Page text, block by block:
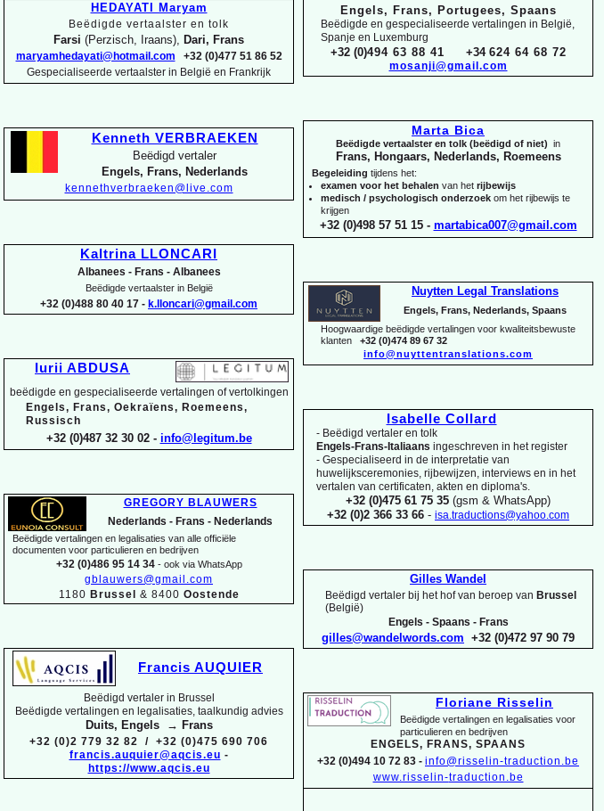
Engels, Frans, Portugees, Spaans
Beëdigde en gespecialiseerde vertalingen in België,
Spanje en Luxemburg
+32 (0)494 63 88 41 +34 624 64 68 72
mosanji@gmail.com
Marta Bica
Beëdigde vertaalster en tolk (beëdigd of niet) in
Frans, Hongaars, Nederlands, Roemeens
Begeleiding tijdens het:
examen voor het behalen van het rijbewijs
medisch / psychologisch onderzoek om het rijbewijs te
krijgen
+32 (0)498 57 51 15 - martabica007@gmail.com
Nuytten Legal Translations
Engels, Frans, Nederlands, Spaans
Hoogwaardige beëdigde vertalingen voor kwaliteitsbewuste
klanten +32 (0)474 89 67 32
info@nuyttentranslations.com
Isabelle Collard
- Beëdigd vertaler en tolk
Engels-Frans- Italiaans ingeschreven in het register
- Gespecialiseerd in de interpretatie van
huwelijksceremonies, rijbewijzen, interviews en in het
vertalen van certificaten, akten en diploma's.
+32 (0)475 61 75 35 (gsm & WhatsApp)
+32 (0)2 366 33 66 - isa.traductions@yahoo.com
Gilles Wandel
Beëdigd vertaler bij het hof van beroep van Brussel
(België)
Engels -Spaans -Frans
gilles@wandelwords.com +32 (0)472 97 90 79
Floriane Risselin
Beëdigde vertalingen en legalisaties voor
particulieren en bedrijven
ENGELS, FRANS, SPAANS
+32 (0)494 10 72 83 - info@risselin-traduction.be
www.risselin-traduction.be
HEDAYATI Maryam
Beëdigde vertaalster en tolk
Farsi (Perzisch, Iraans), Dari, Frans
maryamhedayati@hotmail.com
+32 (0)477 51 86 52
Gespecialiseerde vertaalster in België en Frankrijk
Kenneth VERBRAEKEN
Beëdigd vertaler
Engels, Frans, Nederlands
kennethverbraeken@live.com
Kaltrina LLONCARI
Albanees -Frans -Albanees
Beëdigde vertaalster in België
+32 (0)488 80 40 17 - k.lloncari@gmail.com
Iurii ABDUSA
beëdigde en gespecialiseerde vertalingen of vertolkingen
Engels, Frans, Oekraïens, Roemeens,
Russisch
+32 (0)487 32 30 02 - info@legitum.be
GREGORY BLAUWERS
Nederlands - Frans - Nederlands
Beëdigde vertalingen en legalisaties van alle officiële
documenten voor particulieren en bedrijven
+32 (0)486 95 14 34 -ook via WhatsApp
gblauwers@gmail.com
1180 Brussel & 8400 Oostende
Francis AUQUIER
Beëdigd vertaler in Brussel
Beëdigde vertalingen en legalisaties, taalkundig advies
Duits, Engels → Frans
+32 (0)2 779 32 82 / +32 (0)475 690 706
francis.auquier@aqcis.eu -
https://www.aqcis.eu